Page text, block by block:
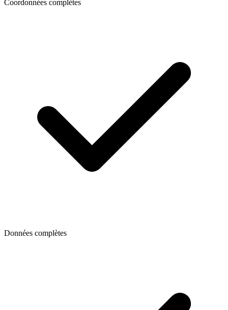
Coordonnées complètes
Données complètes